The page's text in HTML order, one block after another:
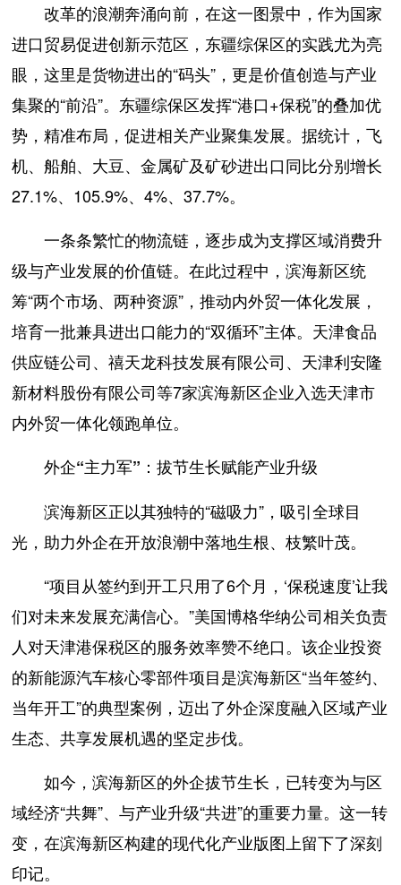
改革的浪潮奔涌向前，在这一图景中，作为国家
进口贸易促进创新示范区，东疆综保区的实践尤为亮
眼，这里是货物进出的“码头”，更是价值创造与产业
集聚的“前沿”。东疆综保区发挥“港口+保税”的叠加优
势，精准布局，促进相关产业聚集发展。据统计，飞
机、船舶、大豆、金属矿及矿砂进出口同比分别增长
27.1%、105.9%、4%、37.7%。
一条条繁忙的物流链，逐步成为支撑区域消费升
级与产业发展的价值链。在此过程中，滨海新区统
筹“两个市场、两种资源”，推动内外贸一体化发展，
培育一批兼具进出口能力的“双循环”主体。天津食品
供应链公司、禧天龙科技发展有限公司、天津利安隆
新材料股份有限公司等7家滨海新区企业入选天津市
内外贸一体化领跑单位。
外企“主力军”：拔节生长赋能产业升级
滨海新区正以其独特的“磁吸力”，吸引全球目
光，助力外企在开放浪潮中落地生根、枝繁叶茂。
“项目从签约到开工只用了6个月，‘保税速度’让我
们对未来发展充满信心。”美国博格华纳公司相关负责
人对天津港保税区的服务效率赞不绝口。该企业投资
的新能源汽车核心零部件项目是滨海新区“当年签约、
当年开工”的典型案例，迈出了外企深度融入区域产业
生态、共享发展机遇的坚定步伐。
如今，滨海新区的外企拔节生长，已转变为与区
域经济“共舞”、与产业升级“共进”的重要力量。这一转
变，在滨海新区构建的现代化产业版图上留下了深刻
印记。